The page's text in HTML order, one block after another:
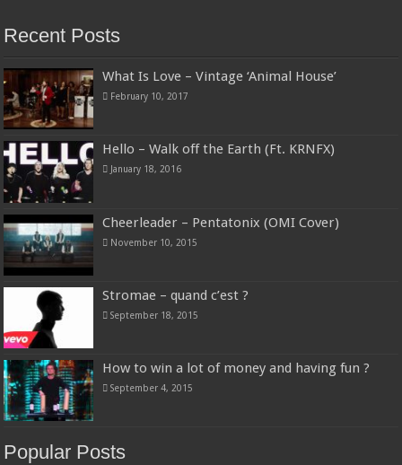
Recent Posts
What Is Love – Vintage ‘Animal House’
February 10, 2017
Hello – Walk off the Earth (Ft. KRNFX)
January 18, 2016
Cheerleader – Pentatonix (OMI Cover)
November 10, 2015
Stromae – quand c’est ?
September 18, 2015
How to win a lot of money and having fun ?
September 4, 2015
Popular Posts